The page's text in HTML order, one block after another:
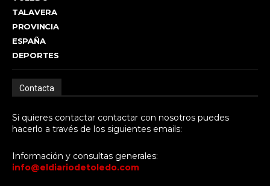
TALAVERA
PROVINCIA
ESPAÑA
DEPORTES
Contacta
Si quieres contactar contactar con nosotros puedes
hacerlo a través de los siguientes emails:
Información y consultas generales:
info@eldiariodetoledo.com